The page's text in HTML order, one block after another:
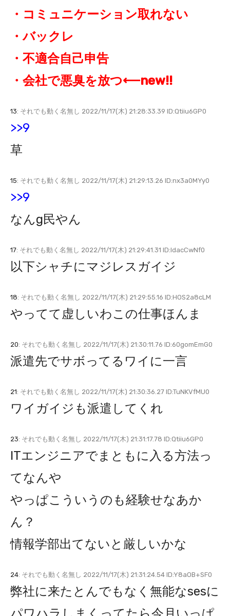
・コミュニケーション取れない
・バックレ
・不適合自己申告
・会社で悪臭を放つ⟵new!!
13: それでも動く名無し 2022/11/17(木) 21:28:33.39 ID:Qtiiu6GP0
>>9
草
15: それでも動く名無し 2022/11/17(木) 21:29:13.26 ID:nx3a0MYy0
>>9
なんg民やん
17: それでも動く名無し 2022/11/17(木) 21:29:41.31 ID:ldacCwNf0
以下シャチにマジレスガイジ
18: それでも動く名無し 2022/11/17(木) 21:29:55.16 ID:HOS2a8cLM
やってて虚しいわこの仕事ほんま
20: それでも動く名無し 2022/11/17(木) 21:30:11.76 ID:60gomEmG0
派遣先でサボってるワイに一言
21: それでも動く名無し 2022/11/17(木) 21:30:36.27 ID:TuNKVfMU0
ワイガイジも派遣してくれ
23: それでも動く名無し 2022/11/17(木) 21:31:17.78 ID:Qtiiu6GP0
ITエンジニアでまともに入る方法っ
てなんや
やっぱこういうのも経験せなあか
ん？
情報学部出てないと厳しいかな
24: それでも動く名無し 2022/11/17(木) 21:31:24.54 ID:Y8aOB+SF0
弊社に来たとんでもなく無能なsesに